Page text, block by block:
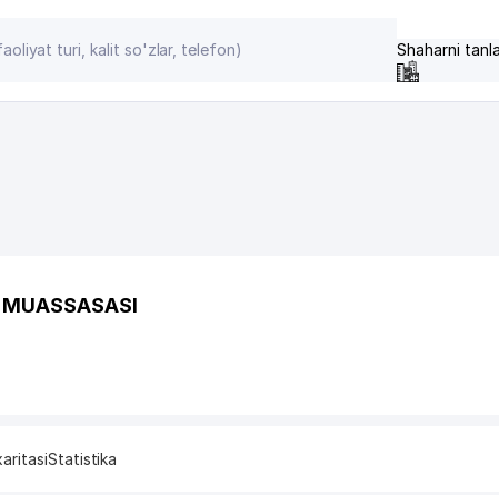
Shaharni
Statistika